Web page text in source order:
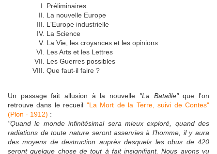
Préliminaires
La nouvelle Europe
L'Europe industrielle
La Science
La Vie, les croyances et les opinions
Les Arts et les Lettres
Les Guerres possibles
Que faut-il faire ?
Un passage fait allusion à la nouvelle "La Bataille"que l'on
retrouve dans le recueil "La Mort de la Terre, suivi de Contes"
(Plon - 1912) :
"Quand le monde infinitésimal sera mieux exploré, quand des
radiations de toute nature seront asservies à l'homme, il y aura
des moyens de destruction auprès desquels les obus de 420
seront quelque chose de tout à fait insignifiant. Nous avons vu